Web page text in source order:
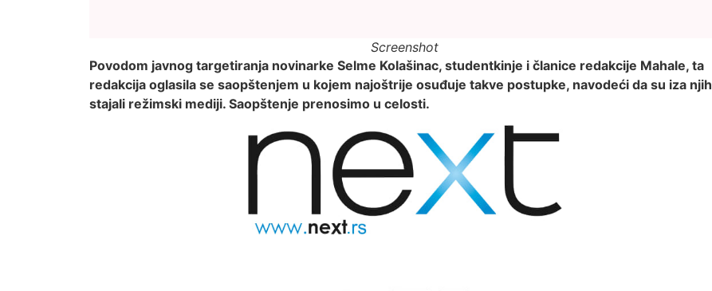
Screenshot
Povodom javnog targetiranja novinarke Selme Kolašinac, studentkinje i članice redakcije Mahale, ta
redakcija oglasila se saopštenjem u kojem najoštrije osuđuje takve postupke, navodeći da su iza njih
stajali režimski mediji. Saopštenje prenosimo u celosti.